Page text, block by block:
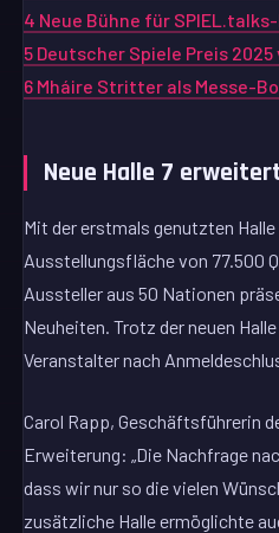
4 Neue Bühne für
5 Deutscher Spiele Preis
6 Mháire Stritter als Messe-
Neue Halle 7
Mit der erstmals genutzten
Ausstellungsfläche von 77.500
Aussteller aus 50 Nationen
Neuheiten. Trotz der neuen
Veranstalter nach
Carol Rapp, Geschäftsführerin
Erweiterung: „Die Nachfrage
dass wir nur so die vielen
zusätzliche Halle ermöglichte